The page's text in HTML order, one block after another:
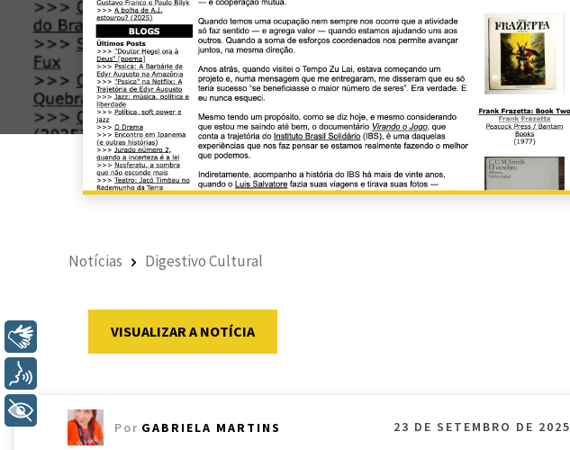
Notícias Digestivo Cultural
VISUALIZAR A NOTÍCIA
Por GABRIELA MARTINS 23 DE SETEMBRO DE 2025
+ Acessibilidade